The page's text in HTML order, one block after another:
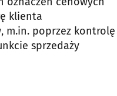
klienta
m.in. poprzez
sprzedaży